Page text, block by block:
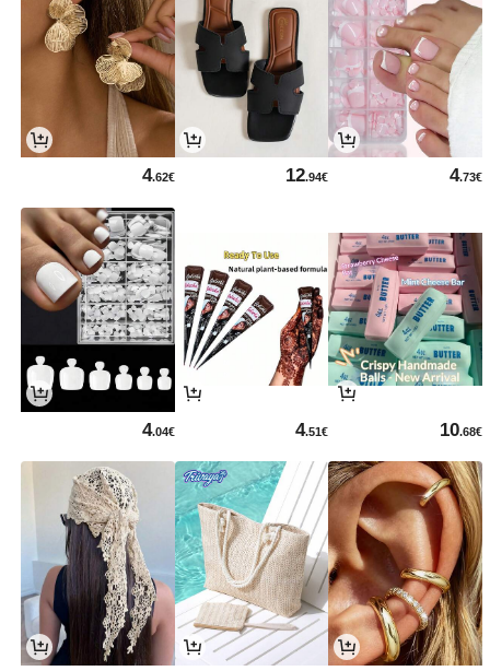
4.73€
12.94€
4.62€
10.68€
4.51€
4.04€